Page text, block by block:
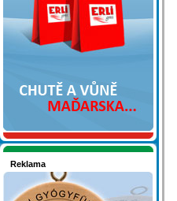
Reklama
Seznamete se - Maďarsko